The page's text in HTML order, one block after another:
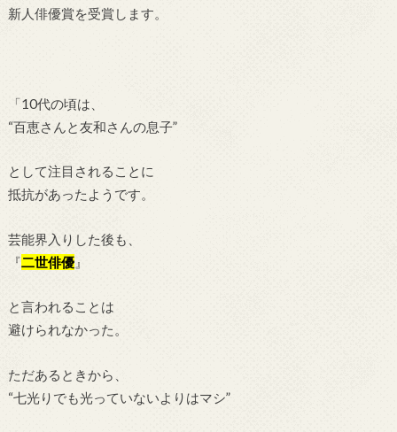
新人俳優賞を受賞します。
「10代の頃は、
“百恵さんと友和さんの息子”
として注目されることに
抵抗があったようです。
芸能界入りした後も、
『二世俳優』
と言われることは
避けられなかった。
ただあるときから、
“七光りでも光っていないよりはマシ”